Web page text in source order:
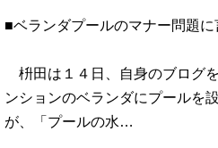
■ベランダプールのマナー問題に
枡田は１４日、自身のブログ
ンションのベランダにプールを
が、「プールの水…